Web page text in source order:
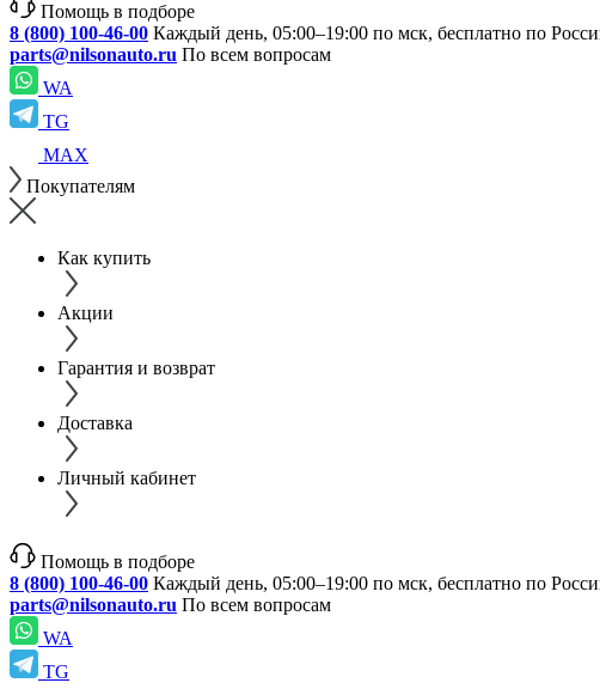
Помощь в подборе
8 (800) 100-46-00 Каждый день, 05:00–19:00 по мск, бесплатно по
parts@nilsonauto.ru По всем вопросам
WA
TG
MAX
Покупателям
Как купить
Акции
Гарантия и возврат
Доставка
Личный кабинет
Помощь в подборе
8 (800) 100-46-00 Каждый день, 05:00–19:00 по мск, бесплатно по
parts@nilsonauto.ru По всем вопросам
WA
TG